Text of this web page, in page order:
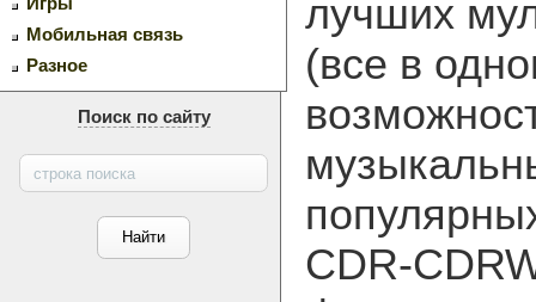
Мобильная связь
Разное
Поиск по сайту
лучших
(все в
CDR-